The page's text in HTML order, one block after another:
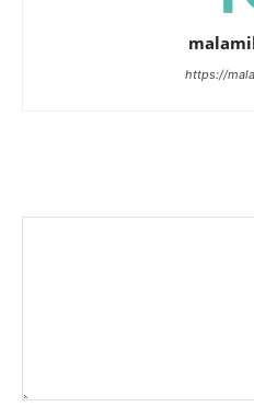
https://